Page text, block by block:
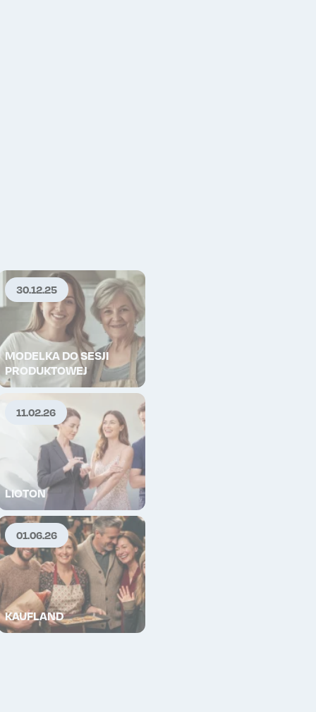
Wykup lajki
30.12.25
MODELKA DO SESJI
PRODUKTOWEJ
11.02.26
LIOTON
01.06.26
KAUFLAND